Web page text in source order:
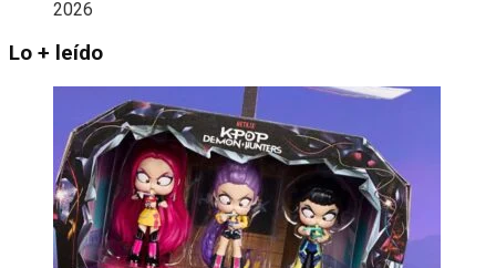
2026
Lo + leído